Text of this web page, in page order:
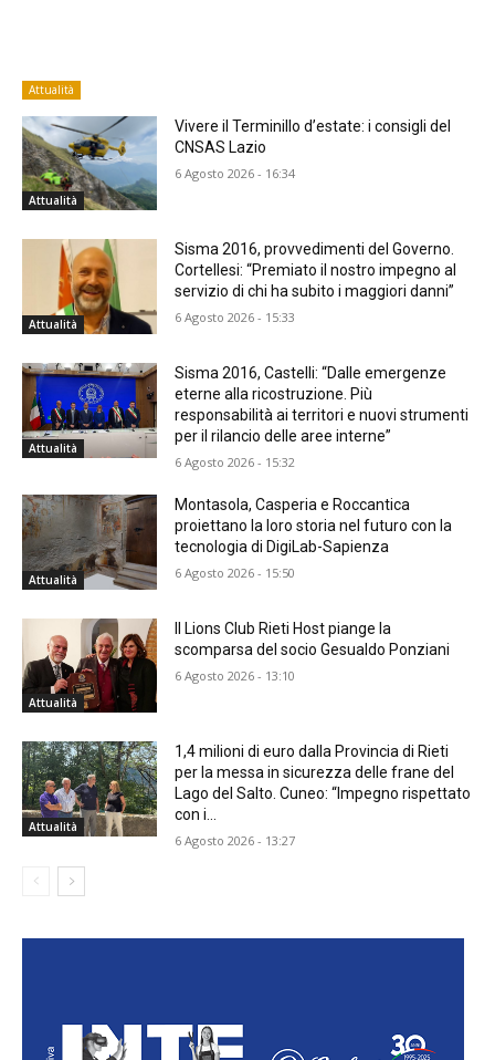
Attualità
Attualità
Vivere il Terminillo d’estate: i consigli del
CNSAS Lazio
6 Agosto 2026 - 16:34
Attualità
Sisma 2016, provvedimenti del Governo.
Cortellesi: “Premiato il nostro impegno al
servizio di chi ha subito i maggiori danni”
6 Agosto 2026 - 15:33
Attualità
Sisma 2016, Castelli: “Dalle emergenze
eterne alla ricostruzione. Più
responsabilità ai territori e nuovi strumenti
per il rilancio delle aree interne”
6 Agosto 2026 - 15:32
Attualità
Montasola, Casperia e Roccantica
proiettano la loro storia nel futuro con la
tecnologia di DigiLab-Sapienza
6 Agosto 2026 - 15:50
Attualità
Il Lions Club Rieti Host piange la
scomparsa del socio Gesualdo Ponziani
6 Agosto 2026 - 13:10
Attualità
1,4 milioni di euro dalla Provincia di Rieti
per la messa in sicurezza delle frane del
Lago del Salto. Cuneo: “Impegno rispettato
con i...
6 Agosto 2026 - 13:27